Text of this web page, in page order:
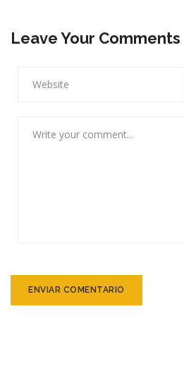
Leave Your Comments